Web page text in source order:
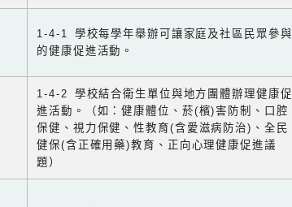
1-4-1 學校每學年舉辦可讓家庭及社區民眾參與
的健康促進活動。
1-4-2 學校結合衛生單位與地方團體辦理健康促
進活動。（如：健康體位、菸(檳)害防制、口腔
保健、視力保健、性教育(含愛滋病防治)、全民
健保(含正確用藥)教育、正向心理健康促進議
題）